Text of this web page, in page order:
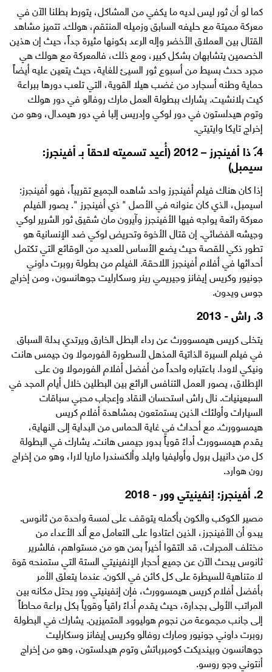
كما لو أن ثور ليس لديه ما يكفي من المشاكل، يتورط بطلنا الآن في
معركة مميتة مع حليفه السابق وزميله المنتقم، هولك. تتميز مشاهد
القتال بين العملاق الأخضر وإله الرعد بكونها مثيرة جداً، حيث إن هذين
الخصمين يتشابهان بشكل كبير، ومع ذلك، فالمعركة مع هولك هي
مجرد حدث بسيط من أسبوع ثور السيئ للغاية، حيث يتعين عليه أيضاً
حماية وطنه أسجارد من غضب هيلا القوية، التي تلعب دورها ببراعة
كيت بلانشيت. يشارك ببطولة العمل مارك روفالو في دور هولك
وتوم هيدلستون في دور لوكي وإدريس إلبا في دور هيمدال، وهو من
إخراج تايكا وايتيتي.
4. ذا أفينجرز – 2012 (أُعيد تسميته لاحقاً بـ أفينجرز:
سيمبل)
إذا كان هناك فيلم أفينجرز واحد شاهده الجميع تقريباً، فهو أفينجرز:
اسيمبل، الذي كان عنوانه في الأصل " ذي أفينجرز ". يصور الفيلم
معركة رائعة يواجه فيها الأفينجرز وآيرون مان شقيق ثور الشرير لوكي
وجيشه الفضائي. إن قتال الأخوة وتحريض لوكي ضد الإنسانية هو
تطور ذكي للقصة حيث يضع الأساس للعديد من الوقائع التي تكتمل
أحداثها في أفلام أفينجرز اللاحقة. الفيلم من بطولة روبرت داوني
جونيور وكريس إيفانز وجيريمي رينر وسكارليت جوهانسون، ومن إخراج
جوس ويدون.
3. راش - 2013
يتخلى كريس هيمسوورث عن رداء البطل الخارق ويرتدي بدلة السباق
في فيلم السيرة الذاتية المذهل لأسطورة الفورمولا ون جيمس هانت
ونيكي لاودا. باعتباره واحداً من أفضل أفلام الفورمولا ون على
الإطلاق، يصور العمل التنافس الرائع بين البطلين خلال أيام المجد في
السبعينيات. نال راش استحسان النقاد وإعجاب محبي سباقات
السيارات وأولئك الذين يستمتعون بمشاهدة أفلام كريس
هيمسوورث. مع أحداث في غاية الحماس من البداية إلى النهاية،
يقدم هيمسوورث أداءً قوياً بدور جيمس هانت. يشارك في البطولة
كل من دانييل برول وأوليفيا وايلد وألكسندرا ماريا لارا، وهو من إخراج
رون هوارد.
2. أفينجرز: إنفينيتي وور - 2018
مصير الكوكب والكون بأكمله يتوقف على لمسة واحدة من ثانوس.
يبدو أن الأفينجرز، الذين اعتادوا على التعامل مع ألد الأعداء من
مختلف المجرات، قد التقوا أخيراً بمن هو من مستواهم، فالشرير
ثانوس يبحث الآن عن جميع أحجار الإنفينيتي الستة التي ستمنحه قوة
لا متناهية للسيطرة على كل كائن في الكون. عندما يتعلق الأمر
بأفضل أفلام كريس هيمسوورث، فإن إنفينيتي وور يحتل مكانه بين
المراتب الأولى بجدارة، حيث يقدم أداءً راقياً وقوياً بكل براعة محاطاً
إلى جانب مجموعة من نجوم هوليوود المتميزين. يشارك في البطولة
روبرت داوني جونيور ومارك روفالو وكريس إيفانز وسكارليت
جوهانسون وبينديكت كومبرباتش وتوم هيدلستون، وهو من إخراج
أنتوني وجو روسو.